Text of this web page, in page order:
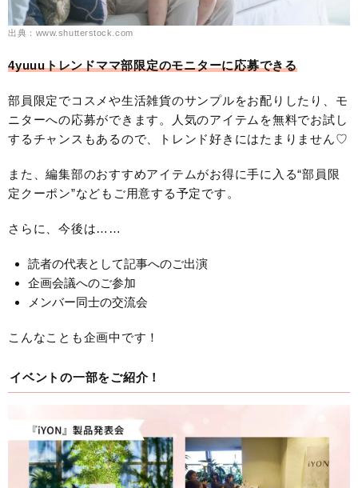
出典：www.shutterstock.com
4yuuuトレンドママ部限定のモニターに応募できる
部員限定でコスメや生活雑貨のサンプルをお配りしたり、モ
ニターへの応募ができます。人気のアイテムを無料でお試し
するチャンスもあるので、トレンド好きにはたまりません♡
また、編集部のおすすめアイテムがお得に手に入る“部員限
定クーポン”などもご用意する予定です。
さらに、今後は……
読者の代表として記事へのご出演
企画会議へのご参加
メンバー同士の交流会
こんなことも企画中です！
イベントの一部をご紹介！